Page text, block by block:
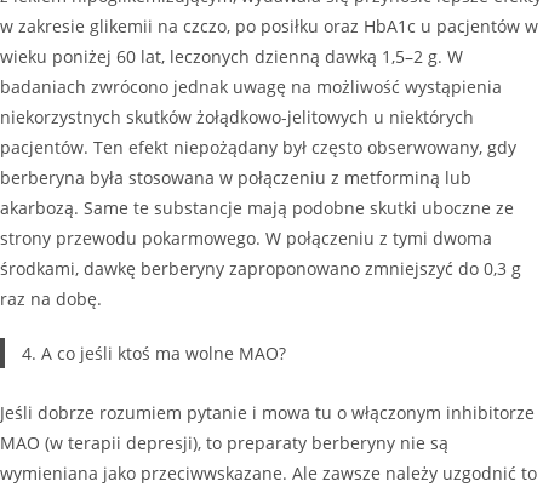
w zakresie glikemii na czczo, po posiłku oraz HbA1c u pacjentów w
wieku poniżej 60 lat, leczonych dzienną dawką 1,5–2 g. W
badaniach zwrócono jednak uwagę na możliwość wystąpienia
niekorzystnych skutków żołądkowo-jelitowych u niektórych
pacjentów. Ten efekt niepożądany był często obserwowany, gdy
berberyna była stosowana w połączeniu z metforminą lub
akarbozą. Same te substancje mają podobne skutki uboczne ze
strony przewodu pokarmowego. W połączeniu z tymi dwoma
środkami, dawkę berberyny zaproponowano zmniejszyć do 0,3 g
raz na dobę.
4. A co jeśli ktoś ma wolne MAO?
Jeśli dobrze rozumiem pytanie i mowa tu o włączonym inhibitorze
MAO (w terapii depresji), to preparaty berberyny nie są
wymieniana jako przeciwwskazane. Ale zawsze należy uzgodnić to